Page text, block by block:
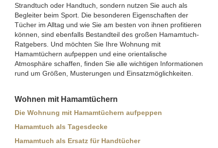
Strandtuch oder Handtuch, sondern nutzen Sie auch als
Begleiter beim Sport. Die besonderen Eigenschaften der
Tücher im Alltag und wie Sie am besten von ihnen profitieren
können, sind ebenfalls Bestandteil des großen Hamamtuch-
Ratgebers. Und möchten Sie Ihre Wohnung mit
Hamamtüchern aufpeppen und eine orientalische
Atmosphäre schaffen, finden Sie alle wichtigen Informationen
rund um Größen, Musterungen und Einsatzmöglichkeiten.
Wohnen mit Hamamtüchern
Die Wohnung mit Hamamtüchern aufpeppen
Hamamtuch als Tagesdecke
Hamamtuch als Ersatz für Handtücher